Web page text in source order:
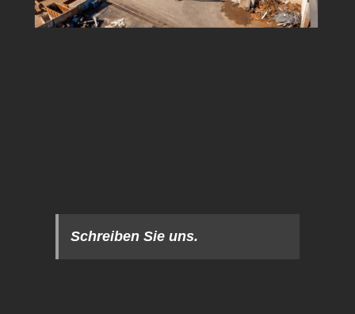
Schreiben Sie uns.